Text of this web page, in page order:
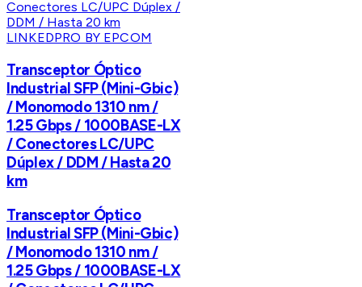
LINKEDPRO BY EPCOM
Transceptor Óptico
Industrial SFP (Mini-Gbic)
/ Monomodo 1310 nm /
1.25 Gbps / 1000BASE-LX
/ Conectores LC/UPC
Dúplex / DDM / Hasta 20
km
Transceptor Óptico
Industrial SFP (Mini-Gbic)
/ Monomodo 1310 nm /
1.25 Gbps / 1000BASE-LX